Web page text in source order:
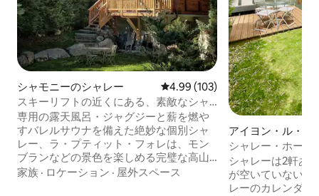
シャモニーのシャレー レビュー103件、5つ星中4.99つ
4.99 (103)
スキーリフトの近くにある、素敵なシャ
レー、露天風呂・ジャグジー、サウナ
専用の露天風呂・ジャグジーと薪を燃や
すバレルサウナを備えた絶妙な個別シャ
レー、ラ・プティット・フォレは、モン
ブランなどの景色を楽しめる完璧な高山
の隠れ家です。 バーベキューなどが楽し
家族 · ロケーション · 屋外スペース
アイヨン・ル・ヴ
シャレー
シャレー・ホープ
き。
シャレーは2軒あ
が空いていない場
レーのカレンダー